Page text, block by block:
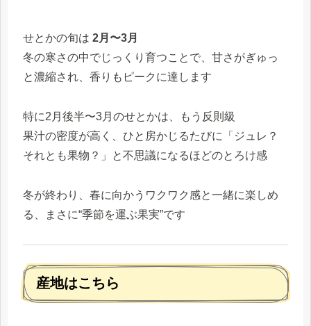
せとかの旬は 2月〜3月
冬の寒さの中でじっくり育つことで、甘さがぎゅっ
と濃縮され、香りもピークに達します
特に2月後半〜3月のせとかは、もう反則級
果汁の密度が高く、ひと房かじるたびに「ジュレ？
それとも果物？」と不思議になるほどのとろけ感
冬が終わり、春に向かうワクワク感と一緒に楽しめ
る、まさに“季節を運ぶ果実”です
産地はこちら